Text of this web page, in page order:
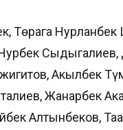
Төрага
Сыдыгалиев,
Акылбек
Жанарбек
Алтынбеков,